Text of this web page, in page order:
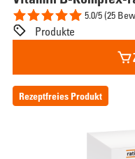
5.0/5 (25
Produkte
Rezeptfreies Produkt